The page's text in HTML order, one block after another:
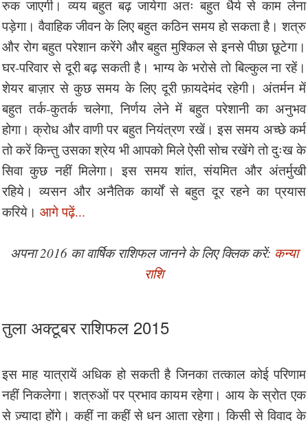
रुक जाएगी। व्यय बहुत बढ़ जायेगा अतः बहुत धैर्य से काम लेना
पड़ेगा। वैवाहिक जीवन के लिए बहुत कठिन समय हो सकता है। शत्रु
और रोग बहुत परेशान करेंगे और बहुत मुश्किल से इनसे पीछा छूटेगा।
घर-परिवार से दूरी बढ़ सकती है। भाग्य के भरोसे तो बिल्कुल ना रहें।
शेयर बाज़ार से कुछ समय के लिए दूरी फ़ायदेमंद रहेगी। अंतर्मन में
बहुत तर्क-कुतर्क चलेगा, निर्णय लेने में बहुत परेशानी का अनुभव
होगा। क्रोध और वाणी पर बहुत नियंत्रण रखें। इस समय अच्छे कर्म
तो करें किन्तु उसका श्रेय भी आपको मिले ऐसी सोच रखेंगे तो दुःख के
सिवा कुछ नहीं मिलेगा। इस समय शांत, संयमित और अंतर्मुखी
रहिये। व्यसन और अनैतिक कार्यों से बहुत दूर रहने का प्रयास
करिये। आगे पढ़ें...
अपना 2016 का वार्षिक राशिफल जानने के लिए क्लिक करें: कन्या
राशि
तुला अक्टूबर राशिफल 2015
इस माह यात्रायें अधिक हो सकती है जिनका तत्काल कोई परिणाम
नहीं निकलेगा। शत्रुओं पर प्रभाव कायम रहेगा। आय के स्रोत एक
से ज़्यादा होंगे। कहीं ना कहीं से धन आता रहेगा। किसी से विवाद के